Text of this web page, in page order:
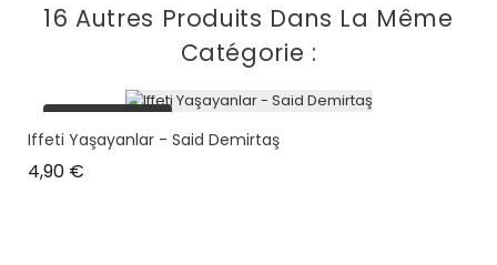
16 Autres Produits Dans La Même
Catégorie :
plus en stock
Iffeti Yaşayanlar - Said Demirtaş
4,90 €